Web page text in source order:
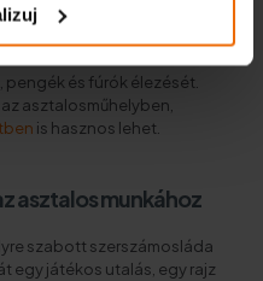
tipliket, fafúrót,
ragasztót.
és fúrók élezését.
asztalosműhelyben,
is hasznos lehet.
asztalos munkához
szabott szerszámosláda
egy játékos utalás, egy rajz